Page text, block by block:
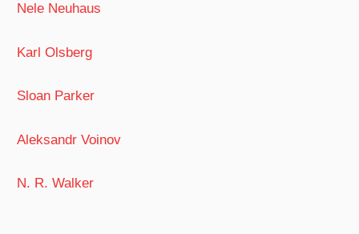
Nele Neuhaus
Karl Olsberg
Sloan Parker
Aleksandr Voinov
N. R. Walker